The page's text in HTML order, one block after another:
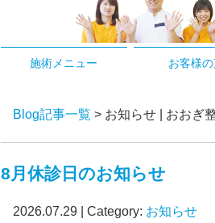
施術メニュー お客様
Blog記事一覧 > お知らせ | おおぎ
8月休診日のお知らせ
2026.07.29 | Category: お知らせ